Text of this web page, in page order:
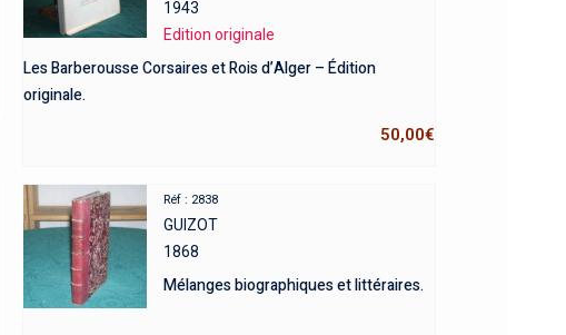
1943
Edition originale
Les Barberousse Corsaires et Rois d’Alger – Édition
originale.
50,00€
Réf : 2838
GUIZOT
1868
Mélanges biographiques et littéraires.